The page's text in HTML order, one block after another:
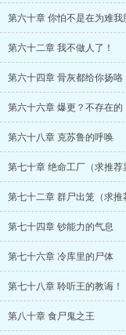
第六十章 你怕不是在为难我
第六十二章 我不做人了！
第六十四章 骨灰都给你扬咯
第六十六章 爆更？不存在的
第六十八章 克苏鲁的呼唤
第七十章 绝命工厂（求推荐
第七十二章 群尸出笼（求推
第七十四章 钞能力的气息
第七十六章 冷库里的尸体
第七十八章 聆听王的教诲！
第八十章 食尸鬼之王